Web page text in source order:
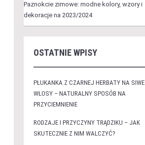
Paznokcie zimowe: modne kolory, wzory i
dekoracje na 2023/2024
OSTATNIE WPISY
PŁUKANKA Z CZARNEJ HERBATY NA SIWE
WŁOSY – NATURALNY SPOSÓB NA
PRZYCIEMNIENIE
RODZAJE I PRZYCZYNY TRĄDZIKU – JAK
SKUTECZNIE Z NIM WALCZYĆ?